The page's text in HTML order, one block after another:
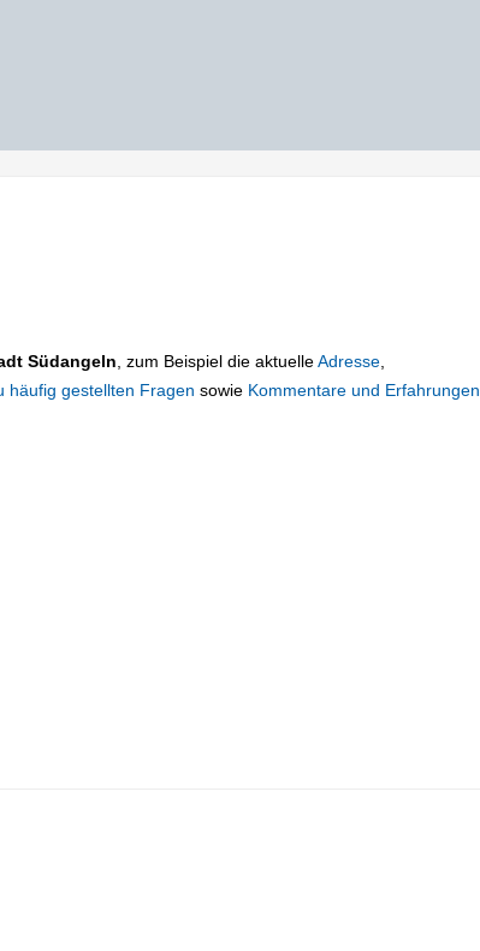
Südangeln , zum Beispiel die aktuelleAdresse
häufig gestellten Fragen sowie Kommentare und Erfahrungen